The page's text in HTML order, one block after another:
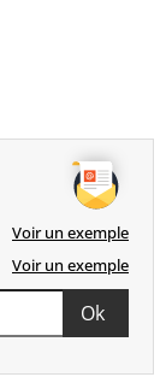
Voir un exemple
Voir un exemple